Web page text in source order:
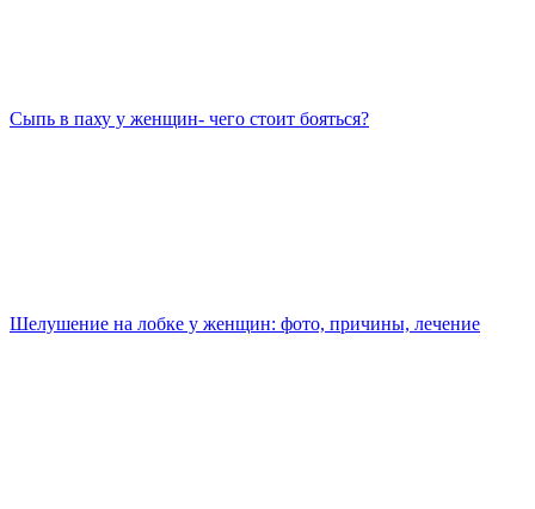
Сыпь в паху у женщин- чего стоит бояться?
Шелушение на лобке у женщин: фото, причины, лечение